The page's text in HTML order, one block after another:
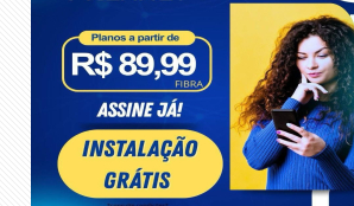
no interior de São Paulo